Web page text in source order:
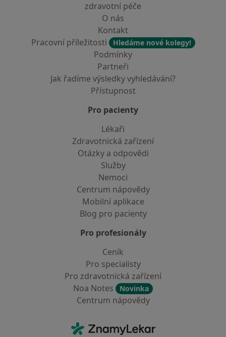
zdravotní péče
O nás
Kontakt
Pracovní příležitosti
Hledáme nové kolegy!
Podmínky
Partneři
Jak řadíme výsledky vyhledávání?
Přístupnost
Pro pacienty
Lékaři
Zdravotnická zařízení
Otázky a odpovědi
Služby
Nemoci
Centrum nápovědy
Mobilní aplikace
Blog pro pacienty
Pro profesionály
Ceník
Pro specialisty
Pro zdravotnická zařízení
Noa Notes
Novinka
Centrum nápovědy
ZnamyLekar - Hlavní stránka